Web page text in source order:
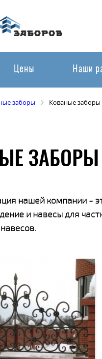
Цены Наши
заборы Кованые
нашей компании -
и навесы для